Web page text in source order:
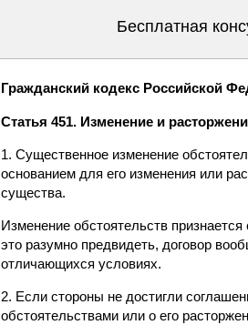
Бесплатная
Гражданский кодекс Российской
Статья 451. Изменение и
1. Существенное изменение
основанием для его изменения или
существа.
Изменение обстоятельств
это разумно предвидеть, договор
отличающихся условиях.
2. Если стороны не достигли
обстоятельствами или о его